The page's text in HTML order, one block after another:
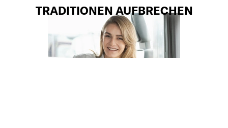
TRADITIONEN AUFBRECHEN